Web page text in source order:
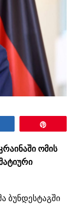
ომის
ბუნდესტაგში